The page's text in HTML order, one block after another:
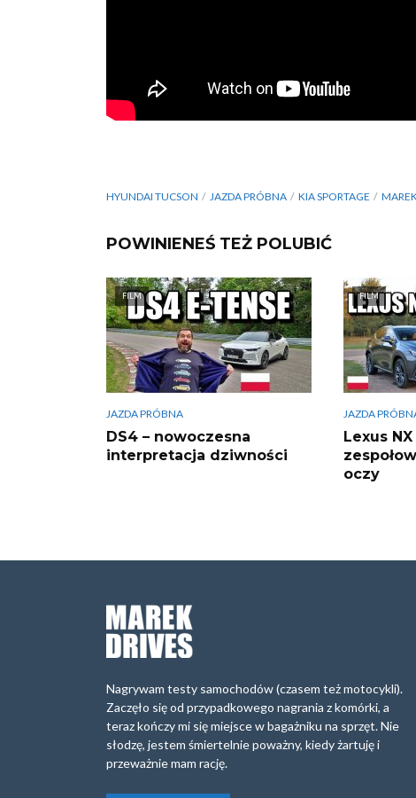
HYUNDAI TUCSON JAZDA PRÓBNA KIA SPORTAGE
POWINIENEŚ TEŻ POLUBIĆ
FILM
JAZDA PRÓBNA
DS4 – nowoczesna
interpretacja dziwności
FILM
JAZDA
Lexus
oczy
Nagrywam testy samochodów (czasem też motocykli).
Zaczęło się od przypadkowego nagrania z komórki, a
teraz kończy mi się miejsce w bagażniku na sprzęt. Nie
słodzę, jestem śmiertelnie poważny, kiedy żartuję i
przeważnie mam rację.